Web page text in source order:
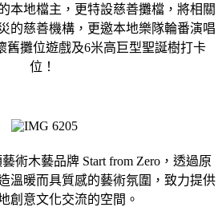
本地檔主，更特設慈善攤檔，將相關
的慈善機構，更邀本地樂隊輪番演唱
舊攤位遊戲及6米高巨型聖誕樹打卡
位！
術木藝品牌 Start from Zero，透過原
溫暖而具質感的藝術氛圍，致力提供
創意文化交流的空間。